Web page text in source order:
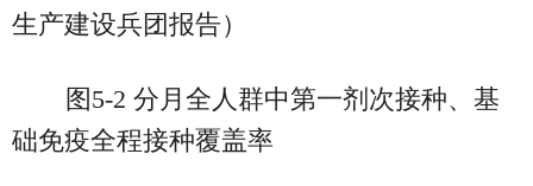
生产建设兵团报告）
图5-2 分月全人群中第一剂次接种、基
础免疫全程接种覆盖率